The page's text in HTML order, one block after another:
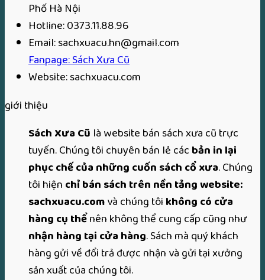
Phố Hà Nội
Hotline: 0373.11.88.96
Email: sachxuacu.hn@gmail.com
Fanpage: Sách Xưa Cũ
Website: sachxuacu.com
giới thiệu
Sách Xưa Cũ là website bán sách xưa cũ trực
tuyến. Chúng tôi chuyên bán lẻ các bản in lại
phục chế của những cuốn sách cổ xưa. Chúng
tôi hiện chỉ bán sách trên nền tảng website:
sachxuacu.comvà chúng tôi không có cửa
hàng cụ thểnên không thể cung cấp cũng như
nhận hàng tại cửa hàng. Sách mà quý khách
hàng gửi về đổi trả được nhận và gửi tại xưởng
sản xuất của chúng tôi.